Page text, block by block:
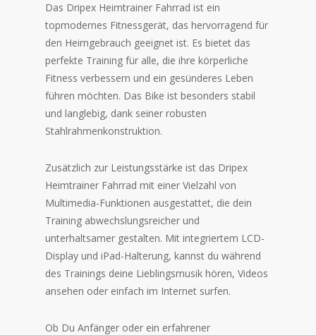
Das Dripex Heimtrainer Fahrrad ist ein
topmodernes Fitnessgerät, das hervorragend für
den Heimgebrauch geeignet ist. Es bietet das
perfekte Training für alle, die ihre körperliche
Fitness verbessern und ein gesünderes Leben
führen möchten. Das Bike ist besonders stabil
und langlebig, dank seiner robusten
Stahlrahmenkonstruktion.
Zusätzlich zur Leistungsstärke ist das Dripex
Heimtrainer Fahrrad mit einer Vielzahl von
Multimedia-Funktionen ausgestattet, die dein
Training abwechslungsreicher und
unterhaltsamer gestalten. Mit integriertem LCD-
Display und iPad-Halterung, kannst du während
des Trainings deine Lieblingsmusik hören, Videos
ansehen oder einfach im Internet surfen.
Ob Du Anfänger oder ein erfahrener